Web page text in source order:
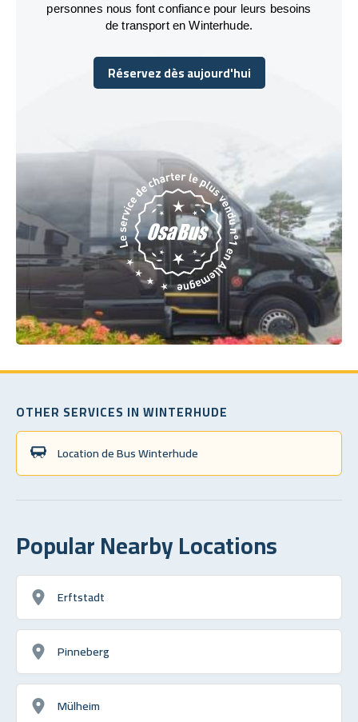
personnes nous font confiance pour leurs besoins
de transport en Winterhude.
Réservez dès aujourd'hui
Réservez dès aujourd'hui
OTHER SERVICES IN WINTERHUDE
Location de Bus Winterhude
Popular Nearby Locations
Erftstadt
Pinneberg
Mülheim